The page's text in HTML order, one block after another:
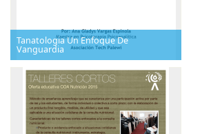
Tanatologia Un Enfoque De
Vanguardia